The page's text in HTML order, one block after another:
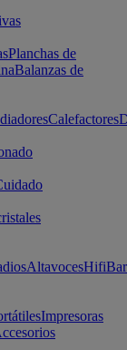
Planchas de
Balanzas de
Calefactores
AltavocesHifi
Impresoras